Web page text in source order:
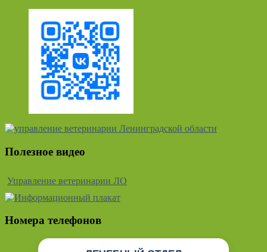
Полезное видео
Управление ветеринарии ЛО
Номера телефонов